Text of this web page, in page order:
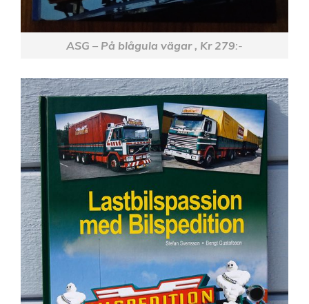
ASG – På blågula vägar , Kr 279:-